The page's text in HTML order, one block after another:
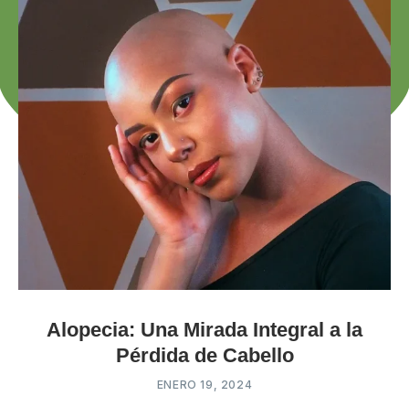
Alopecia: Una Mirada Integral a la
Pérdida de Cabello
ENERO 19, 2024